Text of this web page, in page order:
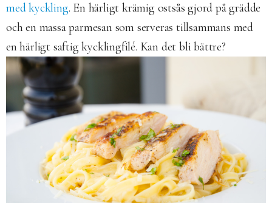
med kyckling. En härligt krämig ostsås gjord på grädde
och en massa parmesan som serveras tillsammans med
en härligt saftig kycklingfilé. Kan det bli bättre?